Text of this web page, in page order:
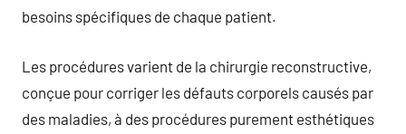
besoins spécifiques de chaque patient.
Les procédures varient de la chirurgie reconstructive,
conçue pour corriger les défauts corporels causés par
des maladies, à des procédures purement esthétiques